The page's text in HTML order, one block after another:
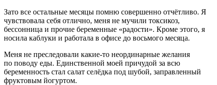
Зато все остальные месяцы помню совершенно отчётливо. Я
чувствовала себя отлично, меня не мучили токсикоз,
бессонница и прочие беременные «радости». Кроме этого, я
носила каблуки и работала в офисе до восьмого месяца.
Меня не преследовали какие-то неординарные желания
по поводу еды. Единственной моей причудой за всю
беременность стал салат селёдка под шубой, заправленный
фруктовым йогуртом.